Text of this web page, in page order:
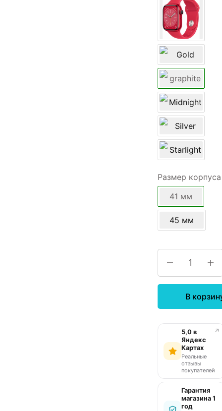
Размер корпуса
41 мм
45 мм
В
5,0 в
Яндекс
Картах
Реальные
отзывы
покупателей
↗
Гарантия
магазина 1
год